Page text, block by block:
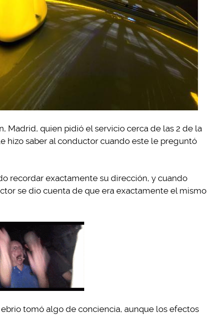
Madrid, quien pidió el servicio cerca de las 2 de la
hizo saber al conductor cuando este le preguntó
recordar exactamente su dirección, y cuando
se dio cuenta de que era exactamente el mismo
tomó algo de conciencia, aunque los efectos